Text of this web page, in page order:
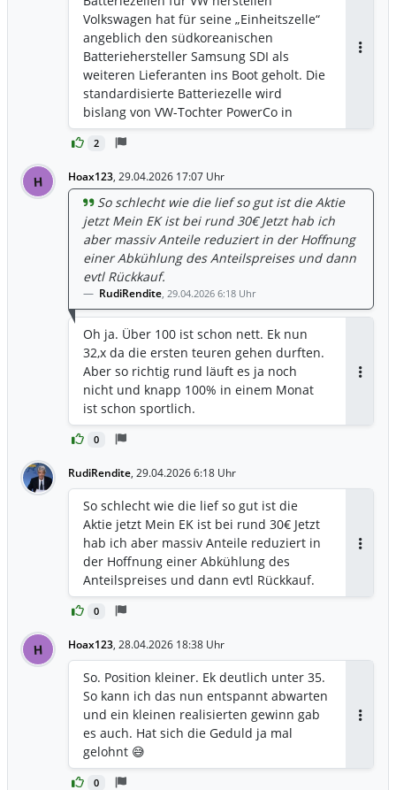
2
Volkswagen hat für seine „Einheitszelle“
angeblich den südkoreanischen
Batteriehersteller Samsung SDI als
weiteren Lieferanten ins Boot geholt. Die
standardisierte Batteriezelle wird
bislang von VW-Tochter PowerCo in
Salzgitter sowie von der VW-Beteiligung
Gotion in China hergestellt.
msung-sdi-soll-angeblich-batteriezellen-
fuer-vw-herstellen/
H Hoax123, 29.04.2026 17:07 Uhr
0
So schlecht wie die lief so gut ist die Aktie
jetzt Mein EK ist bei rund 30€ Jetzt hab ich
aber massiv Anteile reduziert in der Hoffnung
einer Abkühlung des Anteilspreises und dann
evtl Rückkauf.
RudiRendite, 29.04.2026 6:18 Uhr
Oh ja. Über 100 ist schon nett. Ek nun
32,x da die ersten teuren gehen durften.
Aber so richtig rund läuft es ja noch
nicht und knapp 100% in einem Monat
ist schon sportlich.
RudiRendite, 29.04.2026 6:18 Uhr
0
So schlecht wie die lief so gut ist die
Aktie jetzt Mein EK ist bei rund 30€ Jetzt
hab ich aber massiv Anteile reduziert in
der Hoffnung einer Abkühlung des
Anteilspreises und dann evtl Rückkauf.
H Hoax123, 28.04.2026 18:38 Uhr
0
So. Position kleiner. Ek deutlich unter 35.
So kann ich das nun entspannt abwarten
und ein kleinen realisierten gewinn gab
es auch. Hat sich die Geduld ja mal
gelohnt 😅